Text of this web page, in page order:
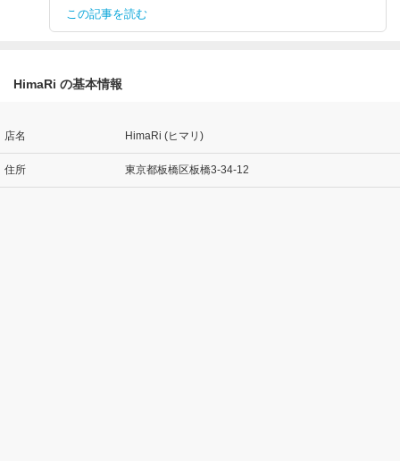
この記事を読む
HimaRi の基本情報
店名 HimaRi (ヒマリ)
住所 東京都板橋区板橋3-34-12